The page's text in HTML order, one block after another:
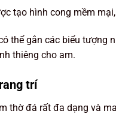
tạo hình cong mềm
thể gắn các biểu tượng
thiêng cho am.
trí
thờ đá rất đa dạng và